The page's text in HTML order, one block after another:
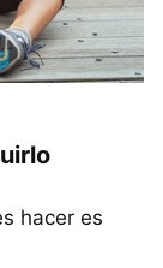
hacer es